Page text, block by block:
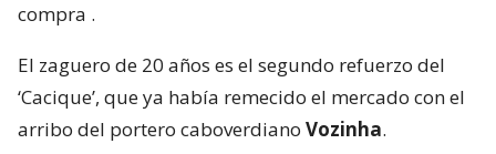
compra .
El zaguero de 20 años es el segundo refuerzo del
‘Cacique’, que ya había remecido el mercado con el
arribo del portero caboverdiano Vozinha.